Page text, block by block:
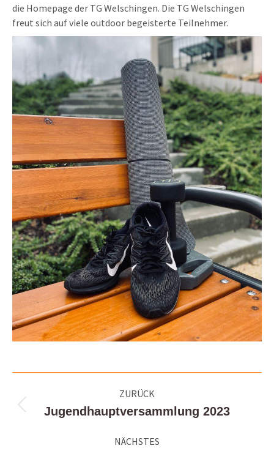
die Homepage der TG Welschingen. Die TG Welschingen
freut sich auf viele outdoor begeisterte Teilnehmer.
ZURÜCK
Vorheriger
Jugendhauptversammlung 2023
NÄCHSTES